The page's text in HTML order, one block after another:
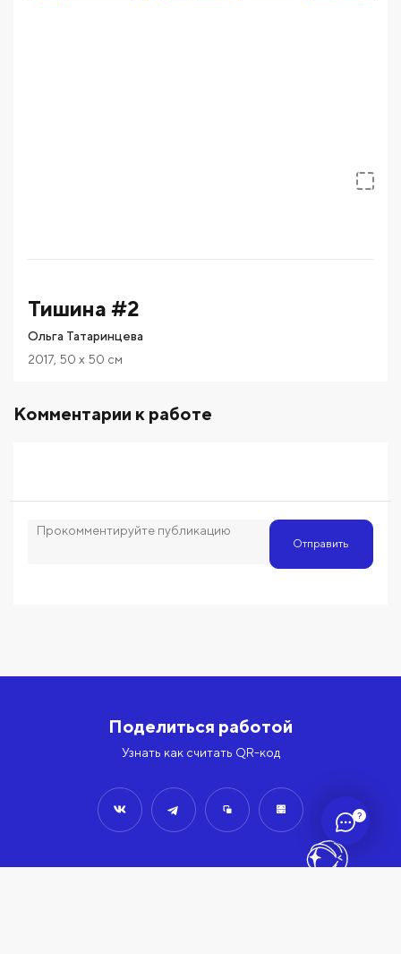
?
Тишина #2
Ольга Татаринцева
2017 50 x 50 см
Комментарии к работе
Отправить
Поделиться работой
Узнать как считать QR-код